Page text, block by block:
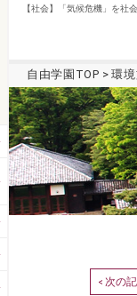
【社会】「気候危機」を社
自由学園TOP 環
< 次の